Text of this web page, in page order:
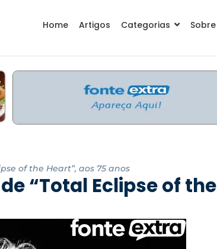
Home Artigos Categorias Sobre
of the Heart”, aos 75 anos
“Total Eclipse of the